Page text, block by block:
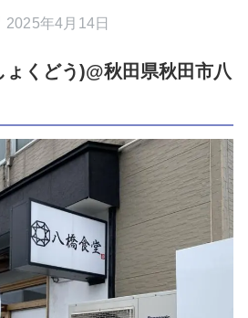
2025年4月14日
ょくどう)@秋田県秋田市八